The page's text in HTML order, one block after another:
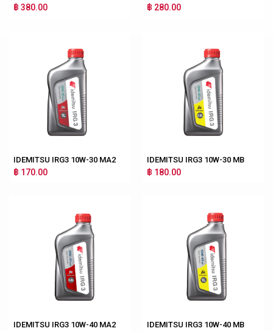
฿ 380.00 ฿ 280.00
IDEMITSU IRG3 10W-30 MA2
฿ 170.00
IDEMITSU IRG3 10W-30 MB
฿ 180.00
IDEMITSU IRG3 10W-40 MA2 IDEMITSU IRG3 10W-40 MB